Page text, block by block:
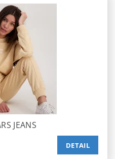
JEANS
DETAIL